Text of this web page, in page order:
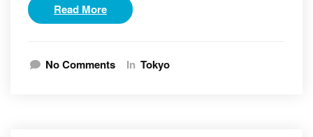
Read More
No Comments In Tokyo